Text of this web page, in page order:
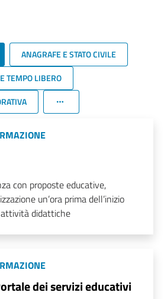
ANAGRAFE E STATO CIVILE
TEMPO LIBERO
con proposte educative,
un’ora prima dell’inizio
didattiche
dei servizi educativi